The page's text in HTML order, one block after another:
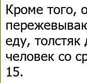
Кроме того,
еду,
человек со
15.